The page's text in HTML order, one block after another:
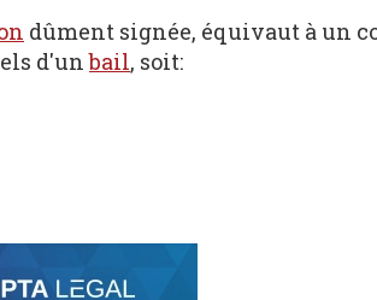
dûment signée, équivaut à un
d'unbail, soit: